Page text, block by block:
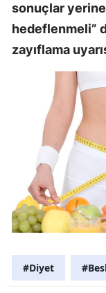
sonuçlar
hedeflenmeli”
zayıflama
#Diyet